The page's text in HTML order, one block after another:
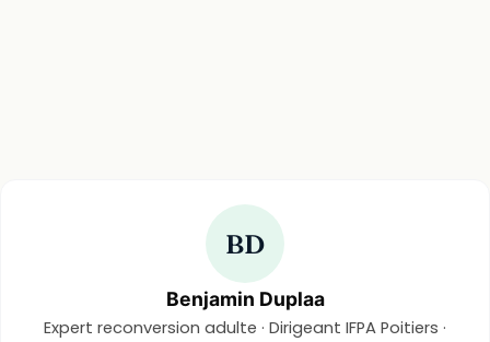
BD
Benjamin Duplaa
Expert reconversion adulte · Dirigeant IFPA Poitiers ·